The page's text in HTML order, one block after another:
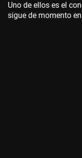
Uno de ellos es el
sigue de momento